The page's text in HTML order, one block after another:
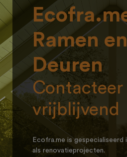
Ramen en
Deuren
Contacteer
vrijblijvend
Ecofra.me is gespecialiseerd
als renovatieprojecten.